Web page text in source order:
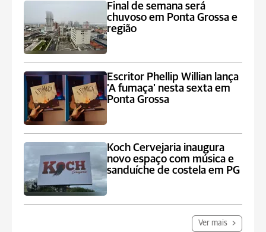
Final de semana será
chuvoso em Ponta Grossa e
região
Escritor Phellip Willian lança
'A fumaça' nesta sexta em
Ponta Grossa
Koch Cervejaria inaugura
novo espaço com música e
sanduíche de costela em PG
Ver mais